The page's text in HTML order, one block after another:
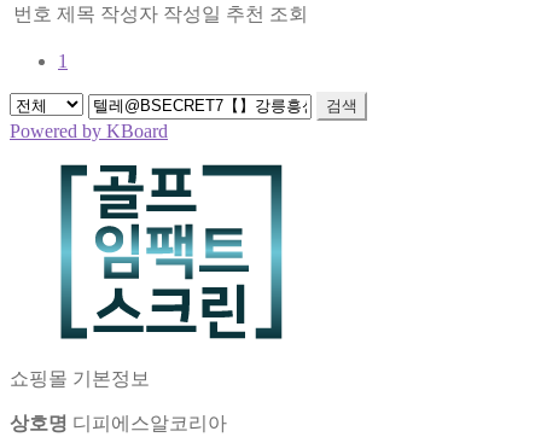
번호 제목 작성자 작성일 추천 조회
1
검색
Powered by KBoard
쇼핑몰 기본정보
상호명 디피에스알코리아